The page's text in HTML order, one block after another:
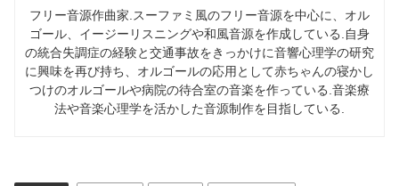
フリー音源作曲家.スーファミ風のフリー音源を中心に、オル
ゴール、イージーリスニングや和風音源を作成している.自身
の統合失調症の経験と交通事故をきっかけに音響心理学の研究
に興味を再び持ち、オルゴールの応用として赤ちゃんの寝かし
つけのオルゴールや病院の待合室の音楽を作っている.音楽療
法や音楽心理学を活かした音源制作を目指している.